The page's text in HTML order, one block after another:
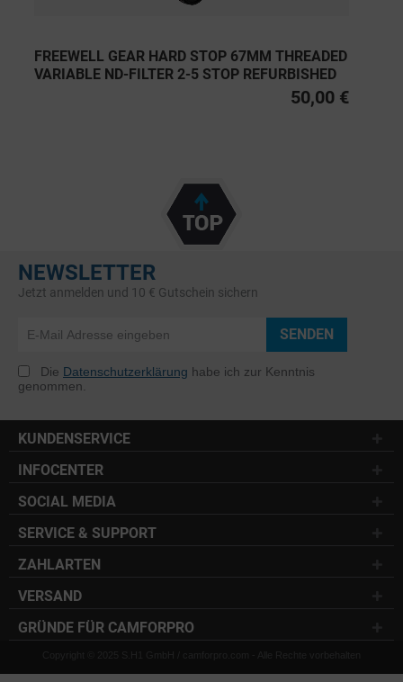
FREEWELL GEAR HARD STOP 67MM THREADED
VARIABLE ND-FILTER 2-5 STOP REFURBISHED
50,00 €
NEWSLETTER
Jetzt anmelden und 10 € Gutschein sichern
SENDEN
Die Datenschutzerklärung habe ich zur Kenntnis
genommen.
KUNDENSERVICE
INFOCENTER
SOCIAL MEDIA
SERVICE & SUPPORT
ZAHLARTEN
VERSAND
GRÜNDE FÜR CAMFORPRO
Copyright © 2025 S.H1 GmbH / camforpro.com - Alle Rechte vorbehalten